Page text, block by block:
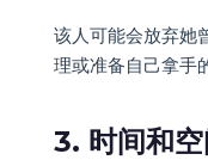
该人可能会放弃她
理或准备自己拿手
3. 时间和